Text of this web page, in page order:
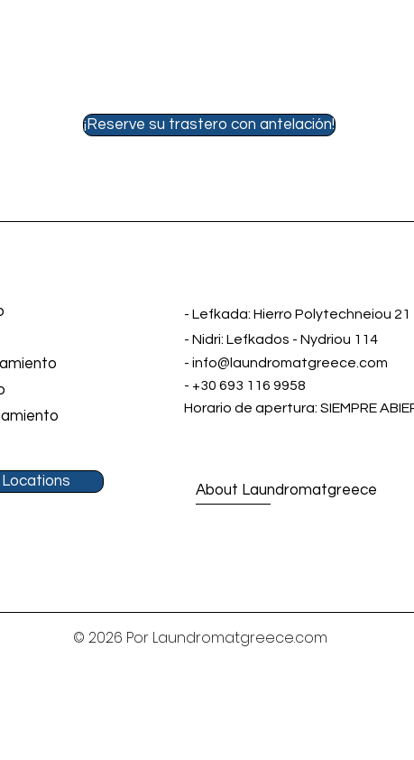
¡Reserve su trastero con antelación!
- Lefkada: Hierro Polytechneiou 21
- Nidri: Lefkados - Nydriou 114
- info@laundromatgreece.com
- +30 693 116 9958
Horario de apertura: SIEMPRE
About Laundromatgreece
© 2026 Por Laundromatgreece.com